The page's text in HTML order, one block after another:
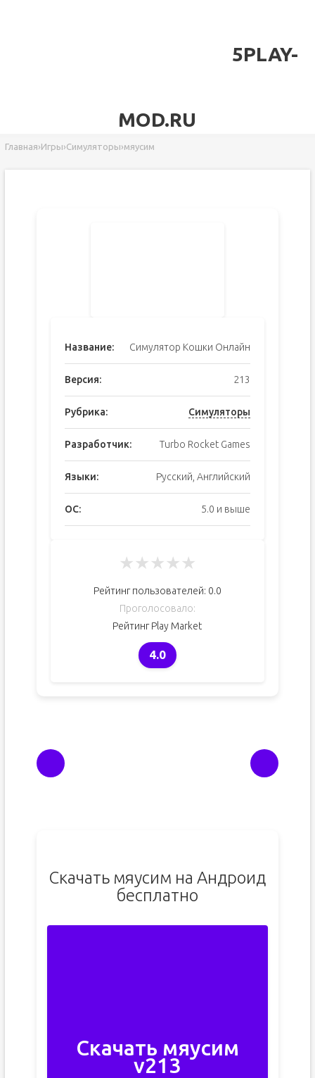
5PLAY-
MOD.RU
Главная›Игры›Симуляторы›мяусим
Название: Симулятор Кошки Онлайн
Версия: 213
Рубрика: Симуляторы
Разработчик: Turbo Rocket Games
Языки: Русский, Английский
ОС: 5.0 и выше
★★★★★
Рейтинг пользователей: 0.0
Проголосовало:
Рейтинг Play Market
4.0
Скачать мяусим на Андроид
бесплатно
Скачать мяусим
v213